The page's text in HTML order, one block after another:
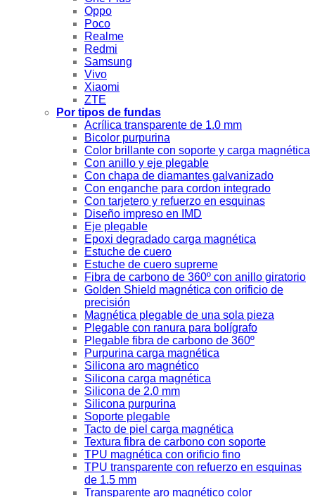
Oppo
Poco
Realme
Redmi
Samsung
Vivo
Xiaomi
ZTE
Por tipos de fundas
Acrílica transparente de 1.0 mm
Bicolor purpurina
Color brillante con soporte y carga magnética
Con anillo y eje plegable
Con chapa de diamantes galvanizado
Con enganche para cordon integrado
Con tarjetero y refuerzo en esquinas
Diseño impreso en IMD
Eje plegable
Epoxi degradado carga magnética
Estuche de cuero
Estuche de cuero supreme
Fibra de carbono de 360º con anillo giratorio
Golden Shield magnética con orificio de
precisión
Magnética plegable de una sola pieza
Plegable con ranura para bolígrafo
Plegable fibra de carbono de 360º
Purpurina carga magnética
Silicona aro magnético
Silicona carga magnética
Silicona de 2.0 mm
Silicona purpurina
Soporte plegable
Tacto de piel carga magnética
Textura fibra de carbono con soporte
TPU magnética con orificio fino
TPU transparente con refuerzo en esquinas
de 1.5 mm
Transparente aro magnético color